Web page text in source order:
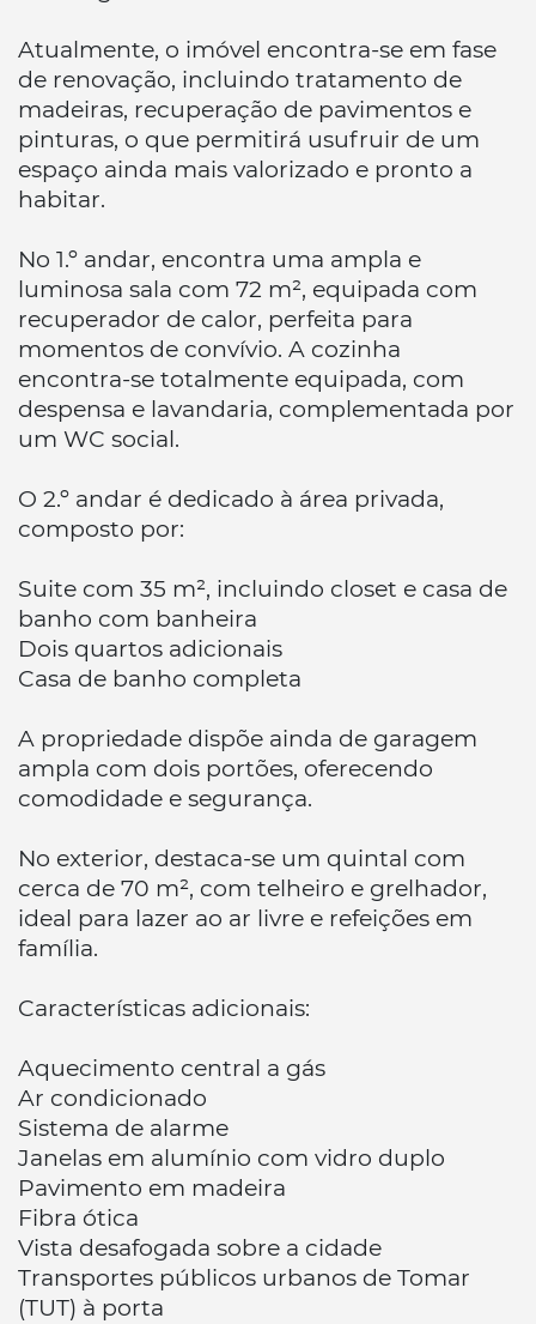
Atualmente, o imóvel encontra-se em fase
de renovação, incluindo tratamento de
madeiras, recuperação de pavimentos e
pinturas, o que permitirá usufruir de um
espaço ainda mais valorizado e pronto a
habitar.
No 1.º andar, encontra uma ampla e
luminosa sala com 72 m², equipada com
recuperador de calor, perfeita para
momentos de convívio. A cozinha
encontra-se totalmente equipada, com
despensa e lavandaria, complementada por
um WC social.
O 2.º andar é dedicado à área privada,
composto por:
Suite com 35 m², incluindo closet e casa de
banho com banheira
Dois quartos adicionais
Casa de banho completa
A propriedade dispõe ainda de garagem
ampla com dois portões, oferecendo
comodidade e segurança.
No exterior, destaca-se um quintal com
cerca de 70 m², com telheiro e grelhador,
ideal para lazer ao ar livre e refeições em
família.
Características adicionais:
Aquecimento central a gás
Ar condicionado
Sistema de alarme
Janelas em alumínio com vidro duplo
Pavimento em madeira
Fibra ótica
Vista desafogada sobre a cidade
Transportes públicos urbanos de Tomar
(TUT) à porta